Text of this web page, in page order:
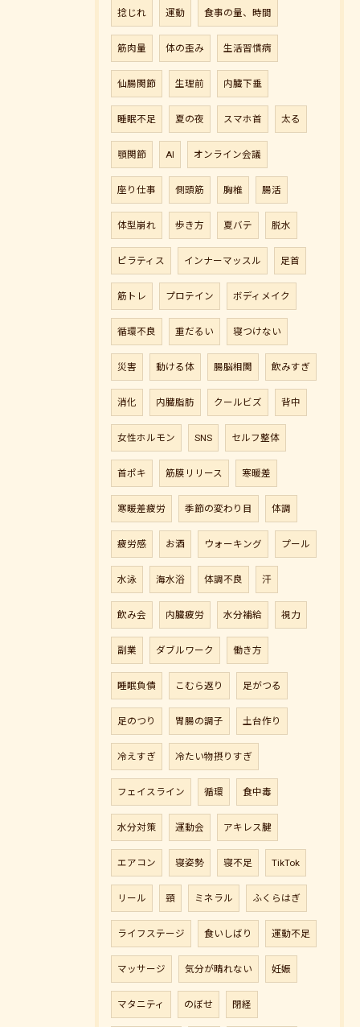
捻じれ 運動 食事の量、時間
筋肉量 体の歪み 生活習慣病
仙腸関節 生理前 内臓下垂
睡眠不足 夏の夜 スマホ首 太る
顎関節 AI オンライン会議
座り仕事 側頭筋 胸椎 腸活
体型崩れ 歩き方 夏バテ 脱水
ピラティス インナーマッスル 足首
筋トレ プロテイン ボディメイク
循環不良 重だるい 寝つけない
災害 動ける体 腸脳相関 飲みすぎ
消化 内臓脂肪 クールビズ 背中
女性ホルモン SNS セルフ整体
首ポキ 筋膜リリース 寒暖差
寒暖差疲労 季節の変わり目 体調
疲労感 お酒 ウォーキング プール
水泳 海水浴 体調不良 汗
飲み会 内臓疲労 水分補給 視力
副業 ダブルワーク 働き方
睡眠負債 こむら返り 足がつる
足のつり 胃腸の調子 土台作り
冷えすぎ 冷たい物摂りすぎ
フェイスライン 循環 食中毒
水分対策 運動会 アキレス腱
エアコン 寝姿勢 寝不足 TikTok
リール 頸 ミネラル ふくらはぎ
ライフステージ 食いしばり 運動不足
マッサージ 気分が晴れない 妊娠
マタニティ のぼせ 閉経